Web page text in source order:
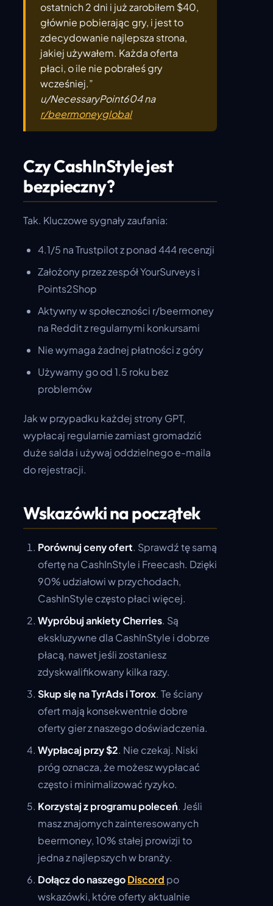
ostatnich 2 dni i już zarobiłem $40,
głównie pobierając gry, i jest to
zdecydowanie najlepsza strona,
jakiej używałem. Każda oferta
płaci, o ile nie pobrałeś gry
wcześniej.”
u/NecessaryPoint604 na
r/beermoneyglobal
Czy CashInStyle jest
bezpieczny?
Tak. Kluczowe sygnały zaufania:
4.1/5 na Trustpilot z ponad 444 recenzji
Założony przez zespół YourSurveys i
Points2Shop
Aktywny w społeczności r/beermoney
na Reddit z regularnymi konkursami
Nie wymaga żadnej płatności z góry
Używamy go od 1.5 roku bez
problemów
Jak w przypadku każdej strony GPT,
wypłacaj regularnie zamiast gromadzić
duże salda i używaj oddzielnego e-maila
do rejestracji.
Wskazówki na początek
Porównuj ceny ofert. Sprawdź tę samą
ofertę na CashInStyle i Freecash. Dzięki
90% udziałowi w przychodach,
CashInStyle często płaci więcej.
Wypróbuj ankiety Cherries. Są
ekskluzywne dla CashInStyle i dobrze
płacą, nawet jeśli zostaniesz
zdyskwalifikowany kilka razy.
Skup się na TyrAds i Torox. Te ściany
ofert mają konsekwentnie dobre
oferty gier z naszego doświadczenia.
Wypłacaj przy $2. Nie czekaj. Niski
próg oznacza, że możesz wypłacać
często i minimalizować ryzyko.
Korzystaj z programu poleceń. Jeśli
masz znajomych zainteresowanych
beermoney, 10% stałej prowizji to
jedna z najlepszych w branży.
Dołącz do naszegoDiscord po
wskazówki, które oferty aktualnie